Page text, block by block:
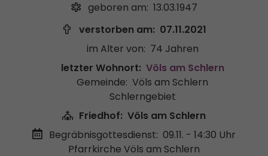
geboren am: 13.03.1947
verstorben am: 07.11.2021
im Alter von: 74 Jahren
letzter Wohnort: Völs am Schlern
Gemeinde: Völs am Schlern
Schlerngebiet
Friedhof: Völs am Schlern
Begräbnisgottesdienst: 09.11. - 14:30 Uhr
Pfarrkirche Völs am Schlern